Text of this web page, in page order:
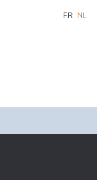
FR NL